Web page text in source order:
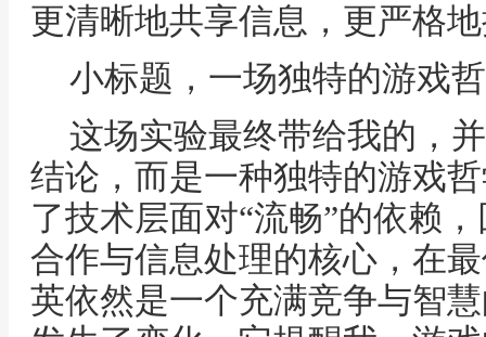
更清晰地共享信息，更严格
小标题，一场独特的游戏
这场实验最终带给我的，
结论，而是一种独特的游戏
了技术层面对“流畅”的依赖
合作与信息处理的核心，在
英依然是一个充满竞争与智